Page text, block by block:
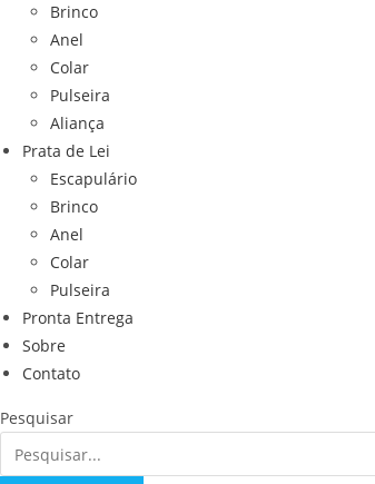
Brinco
Anel
Colar
Pulseira
Aliança
Prata de Lei
Escapulário
Brinco
Anel
Colar
Pulseira
Pronta Entrega
Sobre
Contato
Pesquisar